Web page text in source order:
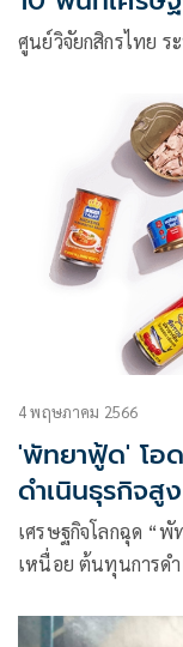
โรงแรม
ศูนย์วิจัยกสิกรไทย ร
4 พฤษภาคม 2566
'พัทยาฟู้ด' โอ
ดำเนินธุรกิจสูง
เศรษฐกิจโลกฉุด “
เหนื่อย ต้นทุนการด
แบรนด์ลุยผลิตสินค้